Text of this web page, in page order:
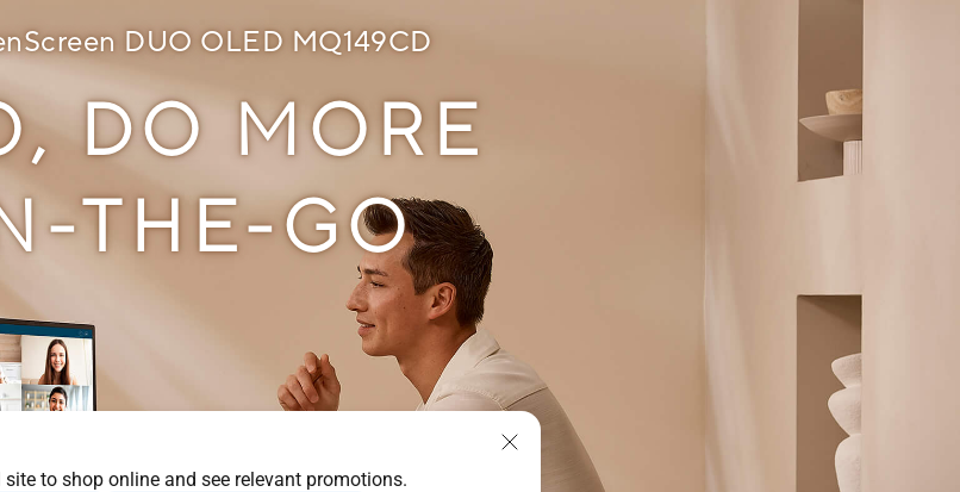
to shop online and see relevant promotions.
KOMPAKT
DUO OLED MQ149CD
DO MORE
THE-GO